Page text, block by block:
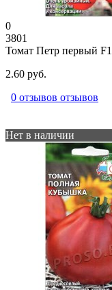
0
3801
Томат Петр первый F1
2.60 руб.
0 отзывов отзывов
Нет в наличии